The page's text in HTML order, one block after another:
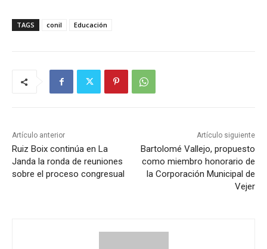
TAGS conil Educación
Artículo anterior
Ruiz Boix continúa en La
Janda la ronda de reuniones
sobre el proceso congresual
Artículo siguiente
Bartolomé Vallejo, propuesto
como miembro honorario de
la Corporación Municipal de
Vejer